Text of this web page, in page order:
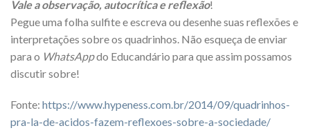
Vale a observação, autocrítica e reflexão!
Pegue uma folha sulfite e escreva ou desenhe suas reflexões e
interpretações sobre os quadrinhos. Não esqueça de enviar
para o WhatsAppdo Educandário para que assim possamos
discutir sobre!
Fonte: https://www.hypeness.com.br/2014/09/quadrinhos-
pra-la-de-acidos-fazem-reflexoes-sobre-a-sociedade/